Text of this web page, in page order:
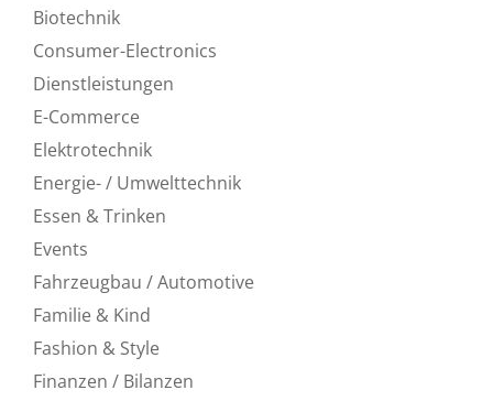
Biotechnik
Consumer-Electronics
Dienstleistungen
E-Commerce
Elektrotechnik
Energie- / Umwelttechnik
Essen & Trinken
Events
Fahrzeugbau / Automotive
Familie & Kind
Fashion & Style
Finanzen / Bilanzen